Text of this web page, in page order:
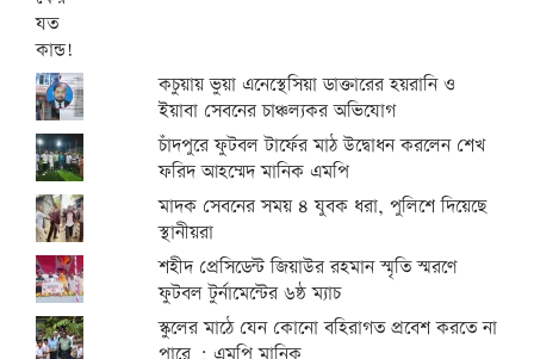
কচুয়ায় ভুয়া এনেস্থেসিয়া ডাক্তারের হয়রানি ও
ইয়াবা সেবনের চাঞ্চল্যকর অভিযোগ
চাঁদপুরে ফুটবল টার্ফের মাঠ উদ্বোধন করলেন শেখ
ফরিদ আহম্মেদ মানিক এমপি
মাদক সেবনের সময় ৪ যুবক ধরা, পুলিশে দিয়েছে
স্থানীয়রা
শহীদ প্রেসিডেন্ট জিয়াউর রহমান স্মৃতি স্মরণে
ফুটবল টুর্নামেন্টের ৬ষ্ঠ ম্যাচ
স্কুলের মাঠে যেন কোনো বহিরাগত প্রবেশ করতে না